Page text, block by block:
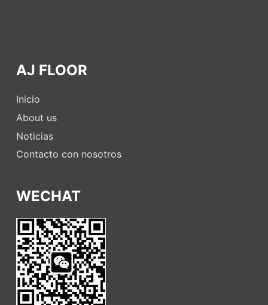
AJ FLOOR
Inicio
About us
Noticias
Contacto con nosotros
WECHAT